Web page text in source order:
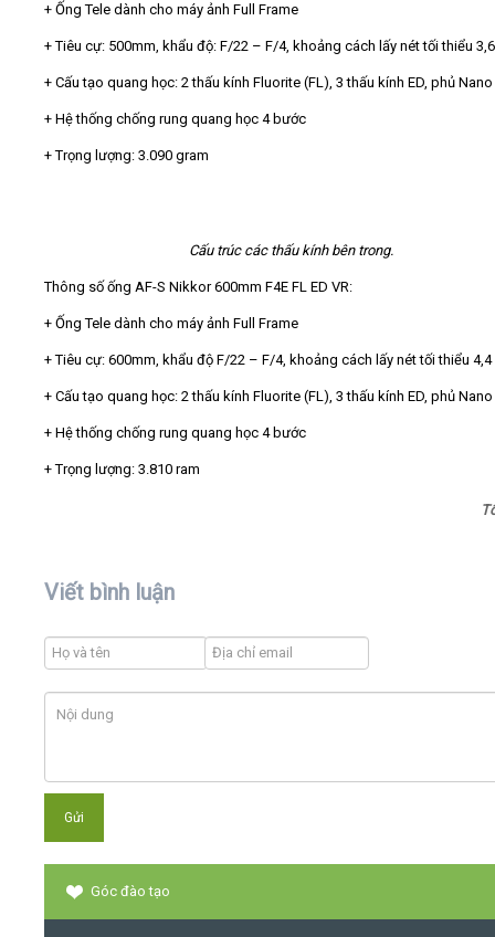
+ Ống Tele dành cho máy ảnh Full Frame
+ Tiêu cự: 500mm, khẩu độ: F/22 – F/4, khoảng cách lấy nét tối thiểu
+ Cấu tạo quang học: 2 thấu kính Fluorite (FL), 3 thấu kính ED, phủ
+ Hệ thống chống rung quang học 4 bước
+ Trọng lượng: 3.090 gram
Cấu trúc các thấu kính bên trong.
Thông số ống AF-S Nikkor 600mm F4E FL ED VR:
+ Ống Tele dành cho máy ảnh Full Frame
+ Tiêu cự: 600mm, khẩu độ F/22 – F/4, khoảng cách lấy nét tối thiểu 4,4
+ Cấu tạo quang học: 2 thấu kính Fluorite (FL), 3 thấu kính ED, phủ
+ Hệ thống chống rung quang học 4 bước
+ Trọng lượng: 3.810 ram
Viết bình luận
Góc đào tạo